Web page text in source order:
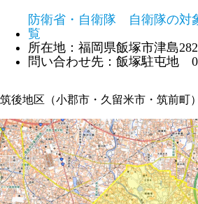
防衛省・自衛隊 自衛隊の対
覧
所在地：福岡県飯塚市津島
問い合わせ先：飯塚駐屯地
筑後地区（小郡市・久留米市・筑前町）